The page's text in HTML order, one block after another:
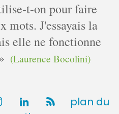
t-on pour faire
mots. J'essayais la
elle ne fonctionne
(Laurence Bocolini)
plan du